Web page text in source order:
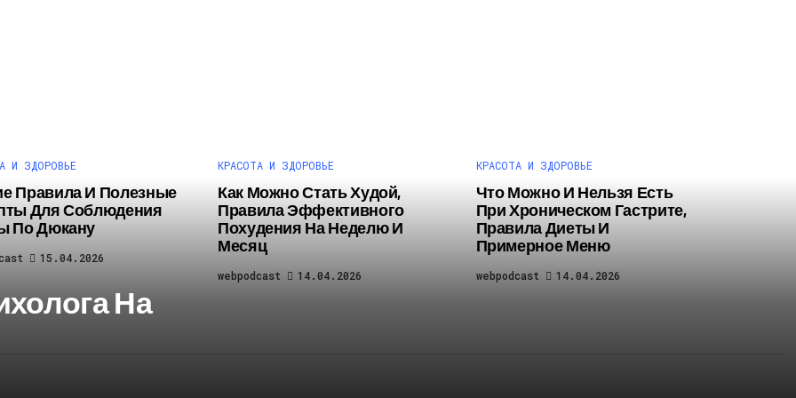
И ЗДОРОВЬЕ
Правила И Полезные
Для Соблюдения
По Дюкану
15.04.2026
КРАСОТА И ЗДОРОВЬЕ
Как Можно Стать Худой,
Правила Эффективного
Похудения На Неделю И
Месяц
webpodcast 14.04.2026
КРАСОТА И ЗДОРОВЬЕ
Что Можно И Нельзя Есть
При Хроническом Гастрите,
Правила Диеты И
Примерное Меню
webpodcast 14.04.2026
На